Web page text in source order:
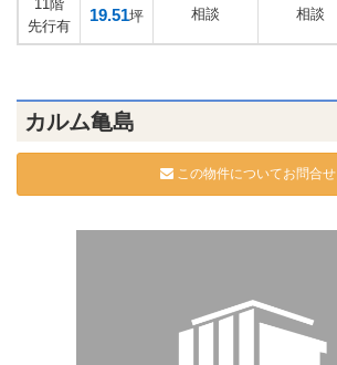
11階
先行有
19.51坪 相談 相談
カルム亀島
この物件についてお問合せ